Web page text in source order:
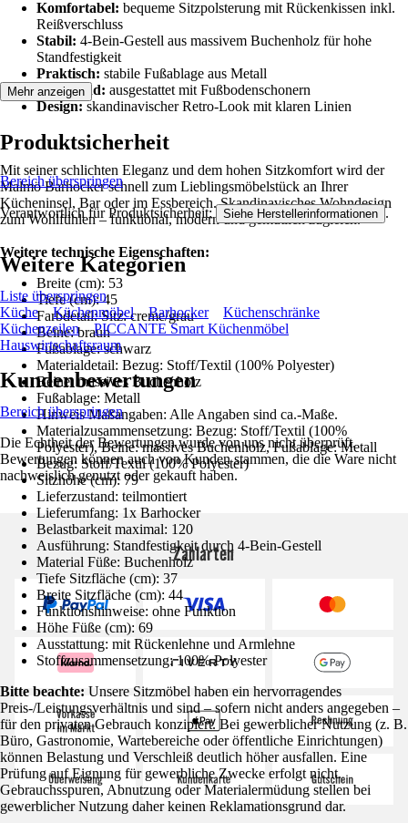
Komfortabel: bequeme Sitzpolsterung mit Rückenkissen inkl.
Reißverschluss
Stabil: 4-Bein-Gestell aus massivem Buchenholz für hohe
Standfestigkeit
Praktisch: stabile Fußablage aus Metall
Schützend: ausgestattet mit Fußbodenschonern
Design:skandinavischer Retro-Look mit klaren Linien
Mit seiner schlichten Eleganz und dem hohen Sitzkomfort wird der
Malmö Barhocker schnell zum Lieblingsmöbelstück an Ihrer
Kücheninsel, Bar oder im Essbereich. Skandinavisches Wohndesign
zum Wohlfühlen – funktional, modern und gemütlich zugleich.
Weitere technische Eigenschaften:
Breite (cm): 53
Tiefe (cm): 45
Farbdetail: Sitz: creme/grau
Beine: braun
Fußablage: schwarz
Materialdetail: Bezug: Stoff/Textil (100% Polyester)
Beine: massives Buchenholz
Fußablage: Metall
Hinweis Maßangaben: Alle Angaben sind ca.-Maße.
Materialzusammensetzung: Bezug: Stoff/Textil (100%
Polyester), Beine: massives Buchenholz, Fußablage: Metall
Bezug: Stoff/Textil (100% Polyester)
Sitzhöhe (cm): 79
Lieferzustand: teilmontiert
Lieferumfang: 1x Barhocker
Belastbarkeit maximal: 120
Ausführung: Standfestigkeit durch 4-Bein-Gestell
Material Füße: Buchenholz
Tiefe Sitzfläche (cm): 37
Breite Sitzfläche (cm): 44
Funktionshinweise: ohne Funktion
Höhe Füße (cm): 69
Ausstattung: mit Rückenlehne und Armlehne
Stoffzusammensetzung: 100% Polyester
Bitte beachte: Unsere Sitzmöbel haben ein hervorragendes
Preis-/Leistungsverhältnis und sind – sofern nicht anders angegeben –
für den privaten Gebrauch konzipiert. Bei gewerblicher Nutzung (z. B.
Büro, Gastronomie, Wartebereiche oder öffentliche Einrichtungen)
können Belastung und Verschleiß deutlich höher ausfallen. Eine
Prüfung auf Eignung für gewerbliche Zwecke erfolgt nicht.
Gebrauchsspuren, Abnutzung oder Materialermüdung stellen bei
gewerblicher Nutzung daher keinen Reklamationsgrund dar.
Mehr anzeigen
Produktsicherheit
Bereich überspringen
Verantwortlich für Produktsicherheit: Siehe Herstellerinformationen .
Weitere Kategorien
Liste überspringen
Küche
Küchenmöbel Barhocker
Küchenschränke
Küchenzeilen
PICCANTE Smart Küchenmöbel
Hauswirtschaftsraum
Kundenbewertungen
Bereich überspringen
Die Echtheit der Bewertungen wurde von uns nicht überprüft.
Bewertungen können auch von Kunden stammen, die die Ware nicht
nachweislich genutzt oder gekauft haben.
Zahlarten